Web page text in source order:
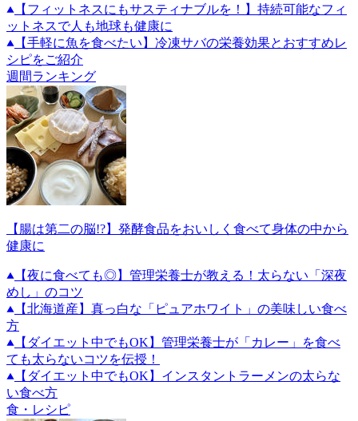
【フィットネスにもサスティナブルを！】持続可能なフィ
ットネスで人も地球も健康に
【手軽に魚を食べたい】冷凍サバの栄養効果とおすすめレ
シピをご紹介
週間ランキング
【腸は第二の脳!?】発酵食品をおいしく食べて身体の中から
健康に
【夜に食べても◎】管理栄養士が教える！太らない「深夜
めし」のコツ
【北海道産】真っ白な「ピュアホワイト」の美味しい食べ
方
【ダイエット中でもOK】管理栄養士が「カレー」を食べ
ても太らないコツを伝授！
【ダイエット中でもOK】インスタントラーメンの太らな
い食べ方
食・レシピ